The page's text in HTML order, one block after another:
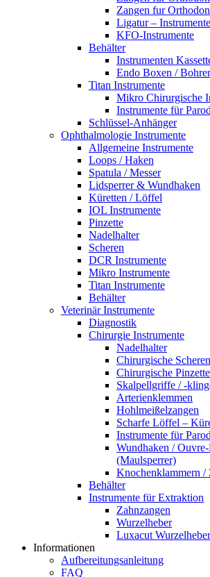
Zangen fur
Ligatur – Instrumente
KFO-Instrumente
Behälter
Instrumenten
Endo Boxen /
Titan Instrumente
Mikro Chirurgische
Instrumente für
Schlüssel-Anhänger
Ophthalmologie Instrumente
Allgemeine Instrumente
Loops / Haken
Spatula / Messer
Lidsperrer & Wundhaken
Küretten / Löffel
IOL Instrumente
Pinzette
Nadelhalter
Scheren
DCR Instrumente
Mikro Instrumente
Titan Instrumente
Behälter
Veterinär Instrumente
Diagnostik
Chirurgie Instrumente
Nadelhalter
Chirurgische Scheren
Chirurgische
Skalpellgriffe / -
Arterienklemmen
Hohlmeißelzangen
Scharfe Löffel –
Instrumente für
Wundhaken /
(Maulsperrer)
Knochenklammern /
Behälter
Instrumente für Extraktion
Zahnzangen
Wurzelheber
Luxacut Wurzelheber
Informationen
Aufbereitungsanleitung
FAQ